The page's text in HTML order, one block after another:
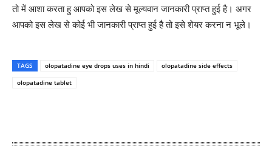
तो में आशा करता हु आपको इस लेख से मूल्यवान जानकारी प्राप्त हुई है। अगर
आपको इस लेख से कोई भी जानकारी प्राप्त हुई है तो इसे शेयर करना न भूले।
TAGS olopatadine eye drops uses in hindi
olopatadine side effects
olopatadine tablet